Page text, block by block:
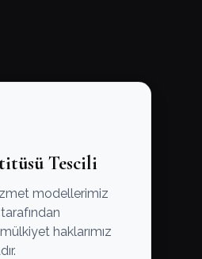
Tescili
modellerimiz
haklarımız